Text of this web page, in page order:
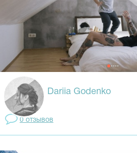
Dariia Godenko
0 отзывов